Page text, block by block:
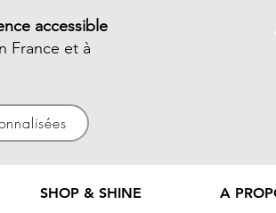
accessible
France et à
SHOP & SHINE A